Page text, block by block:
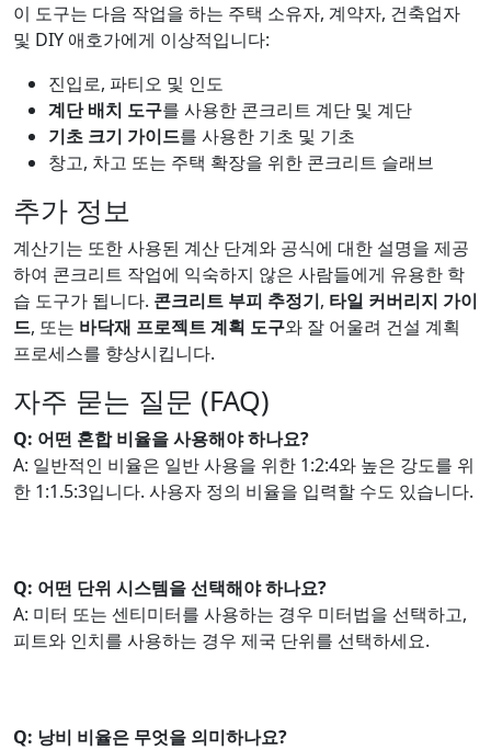
이 도구는 다음 작업을 하는 주택 소유자, 계약자, 건축업자
및 DIY 애호가에게 이상적입니다:
진입로, 파티오 및 인도
계단 배치 도구를 사용한 콘크리트 계단 및 계단
기초 크기 가이드를 사용한 기초 및 기초
창고, 차고 또는 주택 확장을 위한 콘크리트 슬래브
추가 정보
계산기는 또한 사용된 계산 단계와 공식에 대한 설명을 제공
하여 콘크리트 작업에 익숙하지 않은 사람들에게 유용한 학
습 도구가 됩니다. 콘크리트 부피 추정기, 타일 커버리지 가이
드, 또는 바닥재 프로젝트 계획 도구와 잘 어울려 건설 계획
프로세스를 향상시킵니다.
자주 묻는 질문 (FAQ)
Q: 어떤 혼합 비율을 사용해야 하나요?
A: 일반적인 비율은 일반 사용을 위한 1:2:4와 높은 강도를 위
한 1:1.5:3입니다. 사용자 정의 비율을 입력할 수도 있습니다.
Q: 어떤 단위 시스템을 선택해야 하나요?
A: 미터 또는 센티미터를 사용하는 경우 미터법을 선택하고,
피트와 인치를 사용하는 경우 제국 단위를 선택하세요.
Q: 낭비 비율은 무엇을 의미하나요?